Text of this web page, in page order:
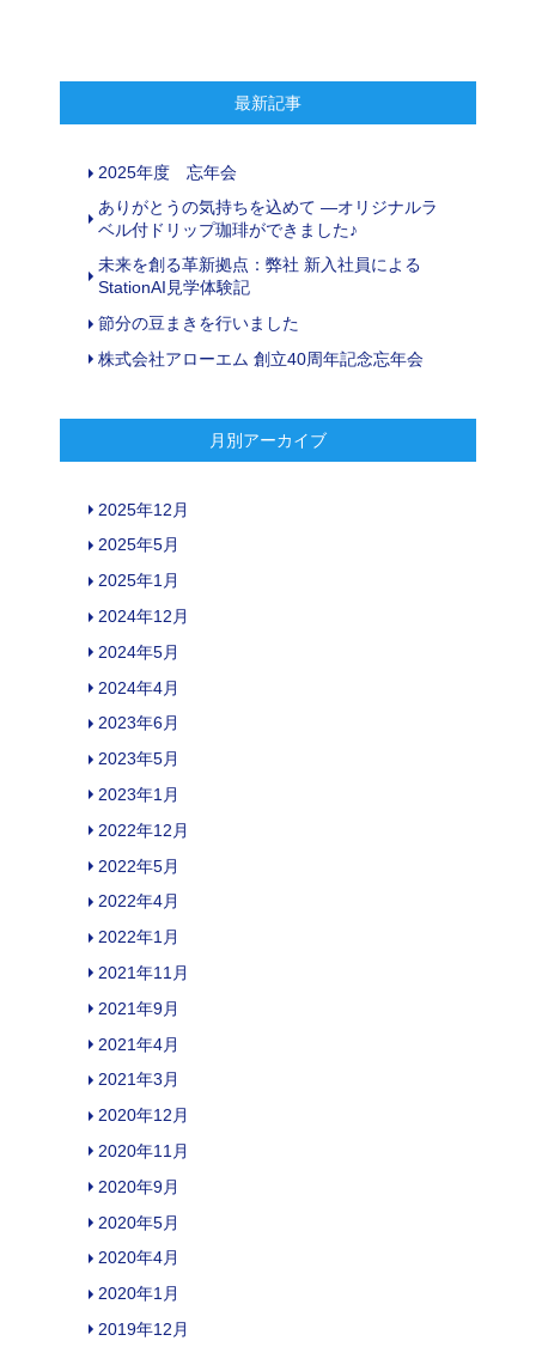
最新記事
2025年度 忘年会
ありがとうの気持ちを込めて ―オリジナルラ
ベル付ドリップ珈琲ができました♪
未来を創る革新拠点：弊社 新入社員による
StationAI見学体験記
節分の豆まきを行いました
株式会社アローエム 創立40周年記念忘年会
月別アーカイブ
2025年12月
2025年5月
2025年1月
2024年12月
2024年5月
2024年4月
2023年6月
2023年5月
2023年1月
2022年12月
2022年5月
2022年4月
2022年1月
2021年11月
2021年9月
2021年4月
2021年3月
2020年12月
2020年11月
2020年9月
2020年5月
2020年4月
2020年1月
2019年12月